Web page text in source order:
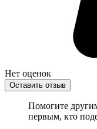
Нет оценок
Оставить отзыв
Помогите
первым, кто